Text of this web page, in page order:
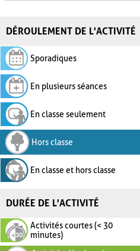
DÉROULEMENT DE L'ACTIVITÉ
Sporadiques
En plusieurs séances
En classe seulement
Hors classe
En classe et hors classe
DURÉE DE L'ACTIVITÉ
Activités courtes (< 30
minutes)